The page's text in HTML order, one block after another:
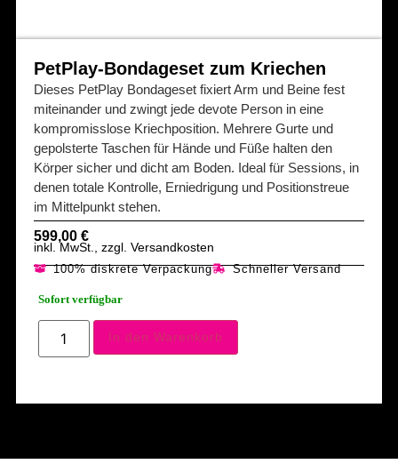
PetPlay-Bondageset zum Kriechen
Dieses PetPlay Bondageset fixiert Arm und Beine fest
miteinander und zwingt jede devote Person in eine
kompromisslose Kriechposition. Mehrere Gurte und
gepolsterte Taschen für Hände und Füße halten den
Körper sicher und dicht am Boden. Ideal für Sessions, in
denen totale Kontrolle, Erniedrigung und Positionstreue
im Mittelpunkt stehen.
599,00 €
inkl. MwSt., zzgl. Versandkosten
100% diskrete Verpackung Schneller Versand
Sofort verfügbar
In den Warenkorb